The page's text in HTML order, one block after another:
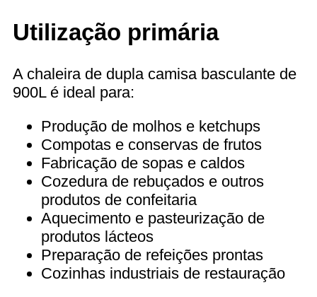
Utilização primária
A chaleira de dupla camisa basculante de
900L é ideal para:
Produção de molhos e ketchups
Compotas e conservas de frutos
Fabricação de sopas e caldos
Cozedura de rebuçados e outros
produtos de confeitaria
Aquecimento e pasteurização de
produtos lácteos
Preparação de refeições prontas
Cozinhas industriais de restauração